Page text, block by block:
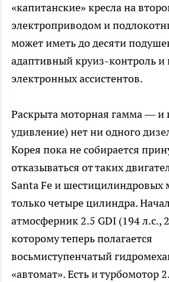
«капитанские» кресла на
электроприводом и
может иметь до десяти
адаптивный круиз-контроль
электронных ассистентов.
Раскрыта моторная гамма — и
удивление) нет ни одного
Корея пока не собирается
отказываться от таких
Santa Fe и шестицилиндровых
только четыре цилиндра.
атмосферник 2.5 GDI (194 л.с.,
которому теперь полагается
восьмиступенчатый
«автомат». Есть и турбомотор